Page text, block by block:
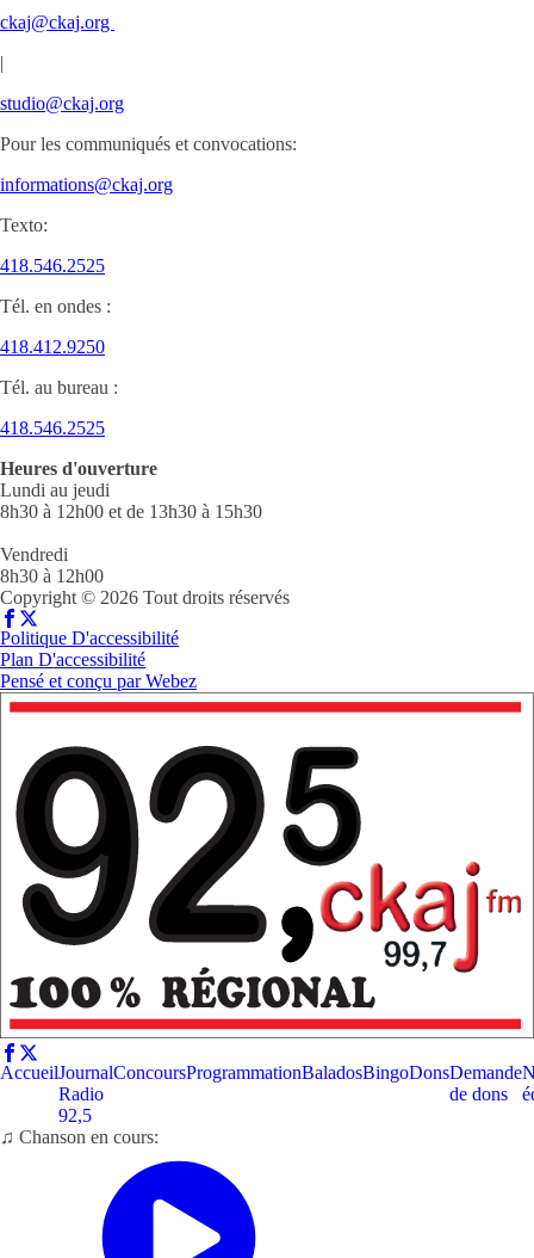
ckaj@ckaj.org
|
studio@ckaj.org
Pour les communiqués et convocations:
informations@ckaj.org
Texto:
418.546.2525
Tél. en ondes :
418.412.9250
Tél. au bureau :
418.546.2525
Heures d'ouverture
Lundi au jeudi
8h30 à 12h00 et de 13h30 à 15h30
Vendredi
8h30 à 12h00
Copyright © 2026 Tout droits réservés
Politique D'accessibilité
Plan D'accessibilité
Pensé et conçu parWebez
AccueilJournal
Radio
92,5
ConcoursProgrammationBaladosBingoDonsDemande
de dons
♫ Chanson en cours: